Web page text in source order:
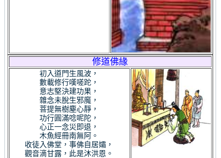
修道佛緣
初入道門生風波，
數載修行嘆嗟跎，
意志堅決建功果，
雜念未脫生邪魔，
菩提無樹塵心靜，
功行圓滿唸呢陀，
心正一念災即退，
木魚經冊南無阿。
收徒入佛堂，事佛自居孀，
觀音滴甘露，此是沐洪恩。